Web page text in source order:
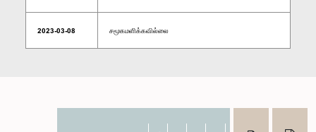
2023-03-08 சமூகமளிக்கவில்லை